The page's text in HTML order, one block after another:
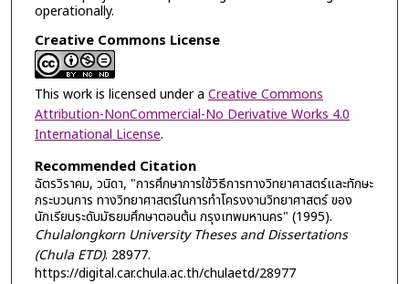
operationally.
Creative Commons License
This work is licensed under a Creative Commons
Attribution-NonCommercial-No Derivative Works 4.0
International License.
Recommended Citation
ฉัตรวิราคม, วนิดา, "การศึกษาการใช้วิธีการทางวิทยาศาสตร์และทักษะ
กระบวนการ ทางวิทยาศาสตร์ในการทำโครงงานวิทยาศาสตร์ ของ
นักเรียนระดับมัธยมศึกษาตอนต้น กรุงเทพมหานคร" (1995).
Chulalongkorn University Theses and Dissertations
(Chula ETD). 28977.
https://digital.car.chula.ac.th/chulaetd/28977